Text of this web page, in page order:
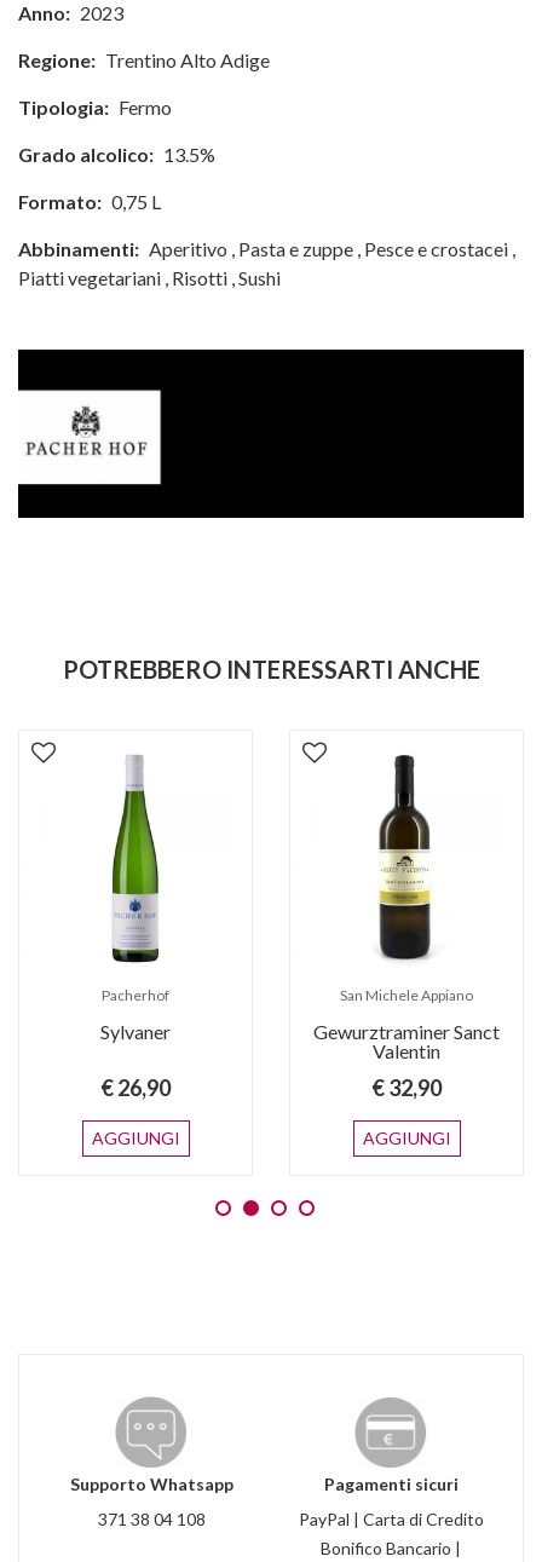
Anno: 2023
Regione: Trentino Alto Adige
Tipologia: Fermo
Grado alcolico: 13.5%
Formato: 0,75 L
Abbinamenti: Aperitivo , Pasta e zuppe , Pesce e crostacei ,
Piatti vegetariani , Risotti ,Sushi
POTREBBERO INTERESSARTI ANCHE
Pacherhof
Sylvaner
€ 26,90
AGGIUNGI
San Michele Appiano
Gewurztraminer Sanct
Valentin
€ 32,90
AGGIUNGI
Supporto Whatsapp
371 38 04 108
Pagamenti sicuri
PayPal | Carta di Credito
Bonifico Bancario |